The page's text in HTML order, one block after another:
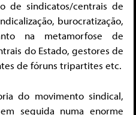
de sindicatos/centrais de
burocratização,
na metamorfose de
do Estado, gestores de
de fóruns tripartites etc.
do movimento sindical,
seguida numa enorme